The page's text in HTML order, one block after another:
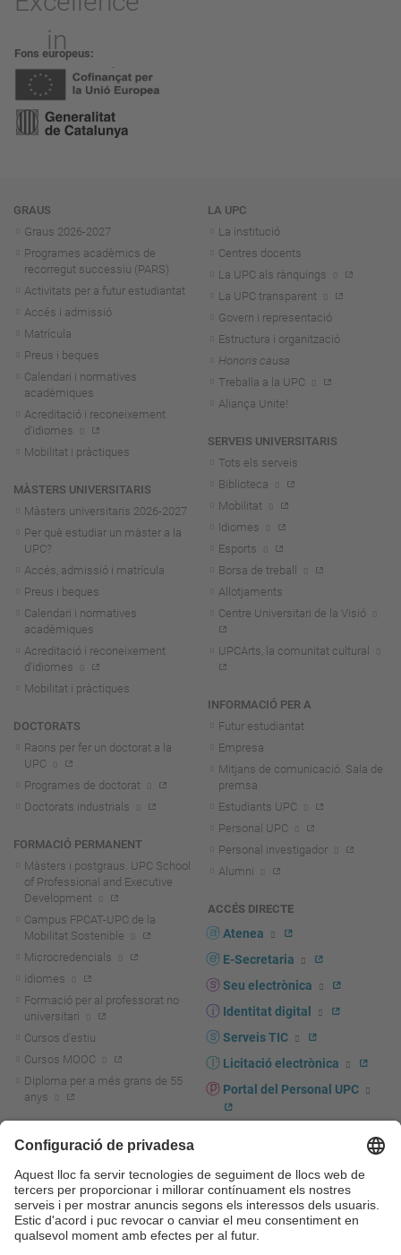
Fons europeus
Navegació
GRAUS
Graus 2026-2027
Programes acadèmics de
recorregut successiu (PARS)
Activitats per a futur estudiantat
Accés i admissió
Matrícula
Preus i beques
Calendari i normatives
acadèmiques
Acreditació i reconeixement
d'idiomes
Mobilitat i pràctiques
MÀSTERS UNIVERSITARIS
Màsters universitaris 2026-2027
Per què estudiar un màster a la
UPC?
Accés, admissió i matrícula
Preus i beques
Calendari i normatives
acadèmiques
Acreditació i reconeixement
d'idiomes
Mobilitat i pràctiques
DOCTORATS
Raons per fer un doctorat a la
UPC
Programes de doctorat
Doctorats industrials
FORMACIÓ PERMANENT
Màsters i postgraus. UPC School
of Professional and Executive
Development
Campus FPCAT-UPC de la
Mobilitat Sostenible
Microcredencials
Idiomes
Formació per al professorat no
universitari
Cursos d'estiu
Cursos MOOC
Diploma per a més grans de 55
anys
Actualitat R+D+I
La recerca a la UPC
La transferència, l'emprenedoria i
la innovació a la UPC
Foment i suport a la recerca
LA UPC
La institució
Centres docents
La UPC als rànquings
La UPC transparent
Govern i representació
Estructura i organització
Honoris causa
Treballa a la UPC
Aliança Unite!
SERVEIS UNIVERSITARIS
Tots els serveis
Biblioteca
Mobilitat
Idiomes
Esports
Borsa de treball
Allotjaments
Centre Universitari de la Visió
UPCArts, la comunitat cultural
INFORMACIÓ PER A
Futur estudiantat
Empresa
Mitjans de comunicació. Sala de
premsa
Estudiants UPC
Personal UPC
Personal investigador
Alumni
ACCÉS DIRECTE
Atenea
E-Secretaria
Seu electrònica
Identitat digital
Serveis TIC
Licitació electrònica
Portal del Personal UPC
UPCshop, marxandatge
Sala de premsa
Seguretat i salut